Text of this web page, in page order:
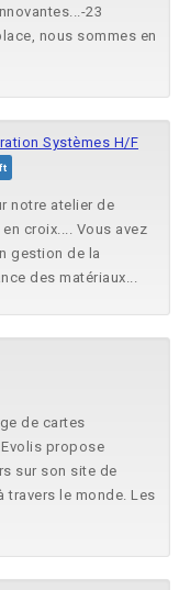
23
nous sommes en
Systèmes H/F
notre atelier de
croix.... Vous avez
gestion de la
des matériaux...
de cartes
propose
sur son site de
travers le monde. Les